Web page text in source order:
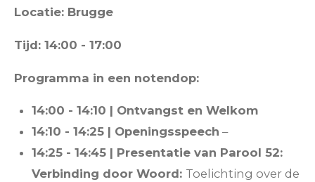
Locatie: Brugge
Tijd: 14:00 - 17:00
Programma in een notendop:
14:00 - 14:10 | Ontvangst en Welkom
14:10 - 14:25 | Openingsspeech –
14:25 - 14:45 | Presentatie van Parool 52:
Verbinding door Woord: Toelichting over de